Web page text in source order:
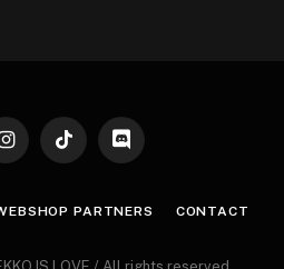
InstagramTikTok Discord
PARTNERS CONTACT